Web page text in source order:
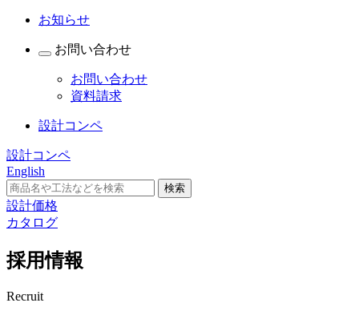
お知らせ
お問い合わせ
お問い合わせ
資料請求
設計コンペ
設計コンペ
English
設計価格
カタログ
採用情報
Recruit